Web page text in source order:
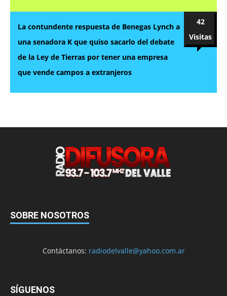
La contundente respuesta de Benegas Lynch a
una senadora K que quiso sacarlo del debate
de la Ley de Tierras por tener una empresa
que vende campos a extranjeros
42
Visitas
SOBRE NOSOTROS
Contáctanos: radiodelvalle@yahoo.com.ar
SÍGUENOS